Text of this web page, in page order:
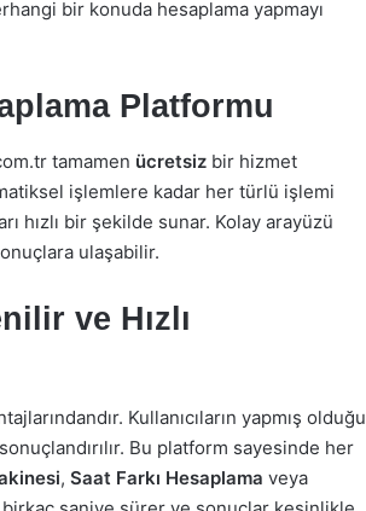
bir konuda hesaplama yapmayı
Platformu
tamamen ücretsiz bir hizmet
işlemlere kadar her türlü işlemi
hızlı bir şekilde sunar. Kolay arayüzü
ulaşabilir.
ve Hızlı
Kullanıcıların yapmış olduğu
Bu platform sayesinde her
, Saat Farkı Hesaplama veya